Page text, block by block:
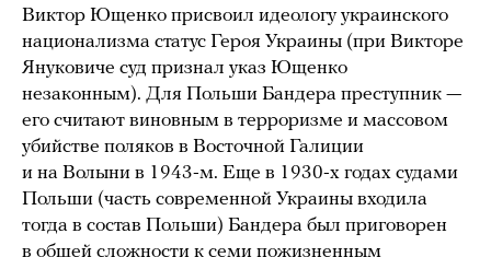
Виктор Ющенко присвоил идеологу украинского
национализма статус Героя Украины (при Викторе
Януковиче суд признал указ Ющенко
незаконным). Для Польши Бандера преступник —
его считают виновным в терроризме и массовом
убийстве поляков в Восточной Галиции
и на Волыни в 1943-м. Еще в 1930-х годах судами
Польши (часть современной Украины входила
тогда в состав Польши) Бандера был приговорен
в общей сложности к семи пожизненным